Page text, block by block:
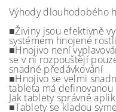
Výhody dlouhodobého
■Živiny jsou efektivně
systémem hnojené
■Hnojivo není
se v ní rozpouštějí
snadné předávkování
■Hnojivo se velmi
tableta má
Jak tablety správně
■Tablety se kladou